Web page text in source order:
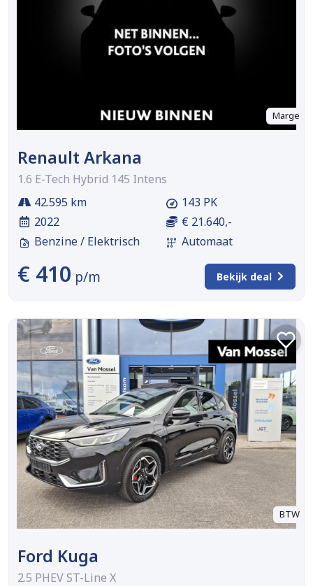
Marge
Renault Arkana
1.6 E-Tech Hybrid 145 Intens
42.595 km
2022
Benzine / Elektrisch
143 PK
€ 21.640,-
Automaat
€ 410 p/m Bekijk deal
BTW
Ford Kuga
2.5 PHEV ST-Line X